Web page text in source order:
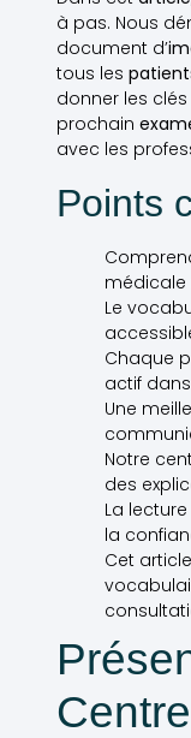
à pas. Nous
document d’
tous les
donner les
prochain
avec les
Points
médicale
Le
Chaque
actif
Une
Notre
des
La
la
Cet